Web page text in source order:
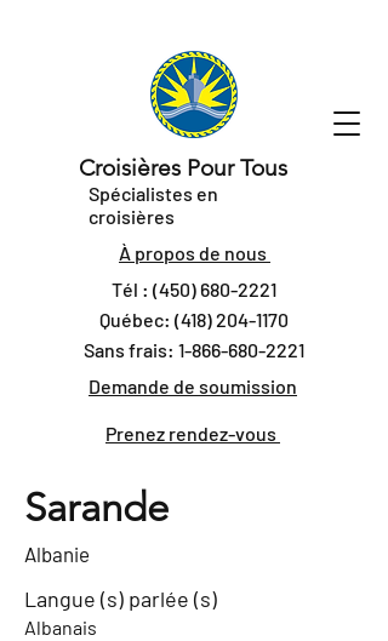
Croisières Pour Tous
Spécialistes en
croisières
À propos de nous
Tél : (450) 680-2221
Québec: (418) 204-1170
Sans frais: 1-866-680-2221
Demande de soumission
Prenez rendez-vous
Sarande
Albanie
Langue (s) parlée (s)
Albanais